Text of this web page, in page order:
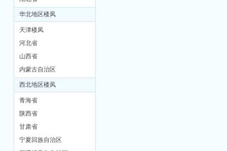
坊
华北地区楼凤
天津楼凤
河北省
山西省
内蒙古自治区
西北地区楼凤
青海省
陕西省
甘肃省
宁夏回族自治区